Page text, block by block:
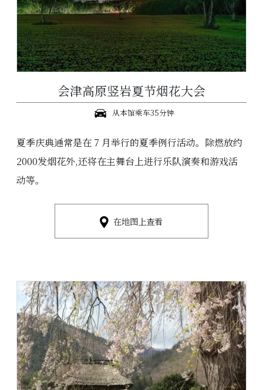
会津高原竖岩夏节烟花大会
从本馆乘车35分钟
夏季庆典通常是在 7 月举行的夏季例行活动。除燃放约
2000发烟花外,还将在主舞台上进行乐队演奏和游戏活
动等。
在地图上查看